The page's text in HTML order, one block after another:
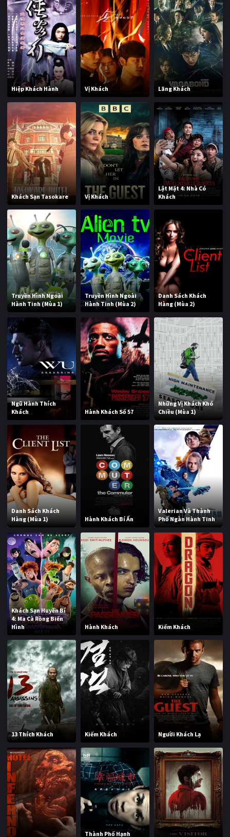
Hiệp Khách Hành Vị Khách Lãng Khách
Khách Sạn Tasokare Vị Khách
Lật Mặt 4: Nhà Có
Khách
Truyền Hình Ngoài
Hành Tinh (Mùa 1)
Truyền Hình Ngoài
Hành Tinh (Mùa 2)
Danh Sách Khách
Hàng (Mùa 2)
Ngũ Hành Thích
Khách
Hành Khách Số 57
Những Vị Khách Khó
Chiều (Mùa 1)
Danh Sách Khách
Hàng (Mùa 1)
Hành Khách Bí Ẩn
Valerian Và Thành
Phố Ngàn Hành Tinh
Khách Sạn Huyền Bí
4: Ma Cà Rồng Biến
Hình
Hành Khách Kiếm Khách
13 Thích Khách Kiếm Khách Người Khách Lạ
Thành Phố Hạnh